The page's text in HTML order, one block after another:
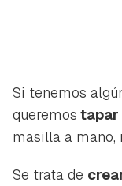
Si tenemos
queremos tapar
masilla a mano,
Se trata de